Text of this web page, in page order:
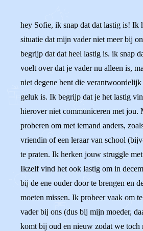
hey Sofie, ik snap dat dat lastig is! Ik
situatie dat mijn vader niet meer bij
begrijp dat dat heel lastig is. ik snap
voelt over dat je vader nu alleen is,
niet degene bent die
geluk is. Ik begrijp dat je het lastig
hierover niet communiceren met jou.
proberen om met iemand anders,
vriendin of een leraar van school
te praten. Ik herken jouw struggle met
Ikzelf vind het ook lastig om in
bij de ene ouder door te brengen en
moeten missen. Ik probeer vaak om
vader bij ons (dus bij mijn moeder,
komt bij oud en nieuw zodat we toch